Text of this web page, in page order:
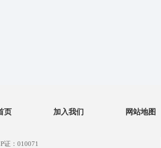
页 加入我们 网站地图
证：010071